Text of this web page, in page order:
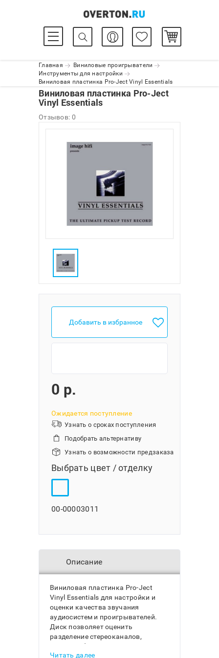
Главная
Виниловые проигрыватели
Инструменты для настройки
Виниловая пластинка Pro-Ject Vinyl Essentials
Виниловая пластинка Pro-Ject
Vinyl Essentials
Отзывов: 0
Добавить в избранное
0 p.
Ожидается поступление
Узнать о сроках поступления
Подобрать альтернативу
Узнать о возможности предзаказа
Выбрать цвет / отделку
00-00003011
Описание
Виниловая пластинка Pro-Ject
Vinyl Essentials для настройки и
оценки качества звучания
аудиосистем и проигрывателей.
Диск позволяет оценить
разделение стереоканалов,
точность фазировки акустики,
перекрестные помехи, точность
Читать далее